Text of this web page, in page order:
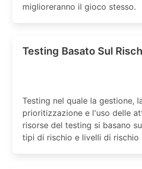
miglioreranno il gioco stesso.
Testing Basato Sul
Testing nel quale la gestione,
prioritizzazione e l'uso delle
risorse del testing si basano
tipi di rischio e livelli di rischio